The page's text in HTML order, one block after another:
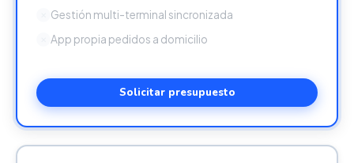
Gestión multi-terminal sincronizada
App propia pedidos a domicilio
Solicitar presupuesto